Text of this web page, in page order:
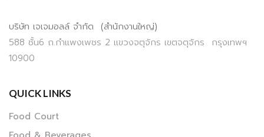
บริษัท เจเจมอลล์ จำกัด (สำนักงานใหญ่)
588 ชั้น6 ถ.กำแพงเพชร 2 แขวงจตุจักร เขตจตุจักร กรุงเทพฯ
10900
QUICK LINKS
Food Court